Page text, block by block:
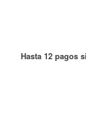
Hasta 12 pagos